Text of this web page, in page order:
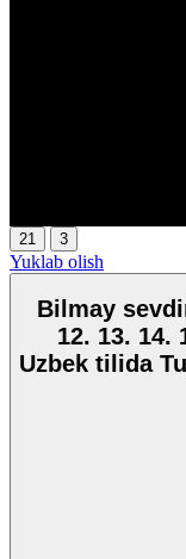
21 3
Yuklab olish
Bilmay
12. 13. 14.
Uzbek tilida